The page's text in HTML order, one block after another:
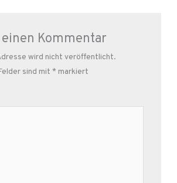
Kommentar
wird nicht veröffentlicht.
sind mit * markiert